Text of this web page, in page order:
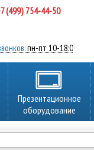
(499) 754-44-50
пн-пт 10-18:00
Презентационное
оборудование